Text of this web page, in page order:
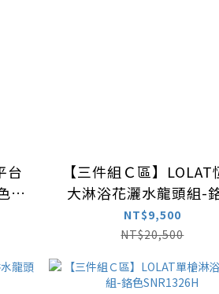
台
【三件組Ｃ區】LOLAT
大淋浴花灑水龍頭組-
STN1763K
NT$9,500
NT$20,500